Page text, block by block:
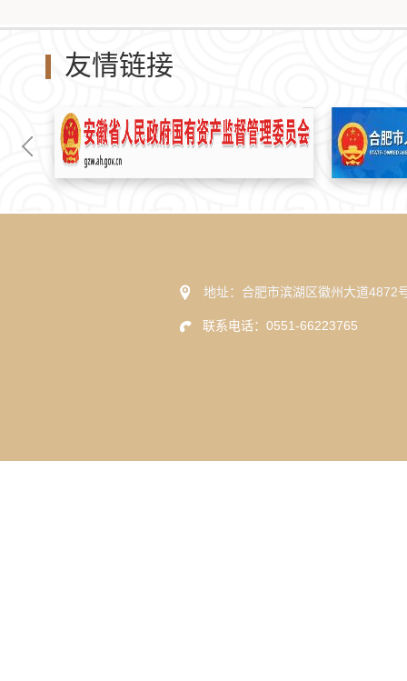
友情链接
地址：合肥市滨湖区徽州大道4872
联系电话：0551-66223765